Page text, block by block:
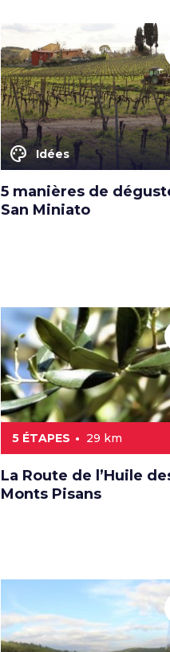
color_lens Idées
5 manières de
San Miniato
5 ÉTAPES 29 km
La Route de l’Huile
Monts Pisans